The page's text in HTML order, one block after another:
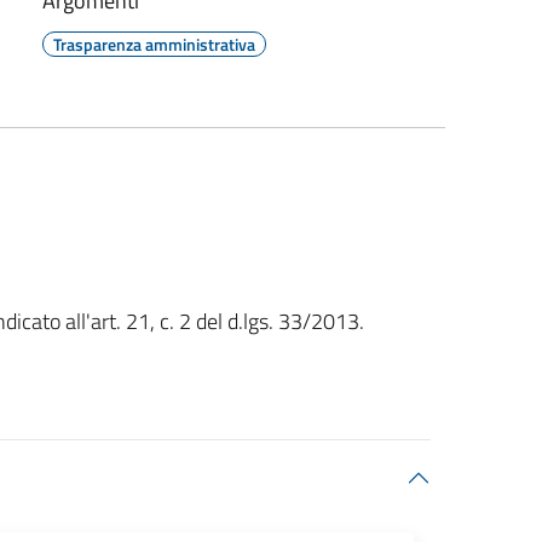
Trasparenza amministrativa
all'art. 21, c. 2 del d.lgs. 33/2013.